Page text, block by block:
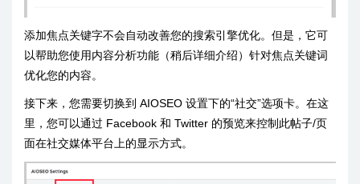
添加焦点关键字不会自动改善您的搜索引擎优化。但是，它可
以帮助您使用内容分析功能（稍后详细介绍）针对焦点关键词
优化您的内容。
接下来，您需要切换到 AIOSEO 设置下的“社交”选项卡。在这
里，您可以通过 Facebook 和 Twitter 的预览来控制此帖子/页
面在社交媒体平台上的显示方式。